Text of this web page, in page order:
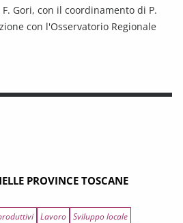
Gori, con il coordinamento di P.
con l'Osservatorio Regionale
AL TERMINE DEL PNRR – Andamento
PROVINCE TOSCANE
Lavoro Sviluppo locale